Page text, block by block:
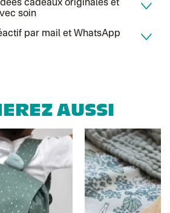
Atelier Aismée)
April Eleven)
cadeaux originales et
soin
par mail et WhatsApp
AUSSI